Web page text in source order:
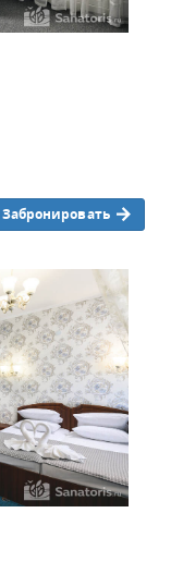
Забронировать